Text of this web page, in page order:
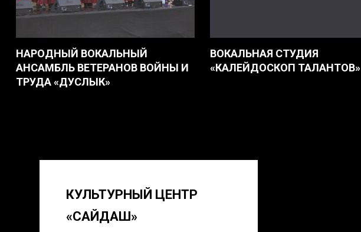
НАРОДНЫЙ ВОКАЛЬНЫЙ
АНСАМБЛЬ ВЕТЕРАНОВ ВОЙНЫ И
ТРУДА «ДУСЛЫК»
ВОКАЛЬНАЯ СТУДИЯ
«КАЛЕЙДОСКОП ТАЛАНТОВ»
КУЛЬТУРНЫЙ ЦЕНТР
«САЙДАШ»